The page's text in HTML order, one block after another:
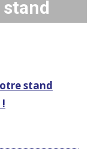
stand